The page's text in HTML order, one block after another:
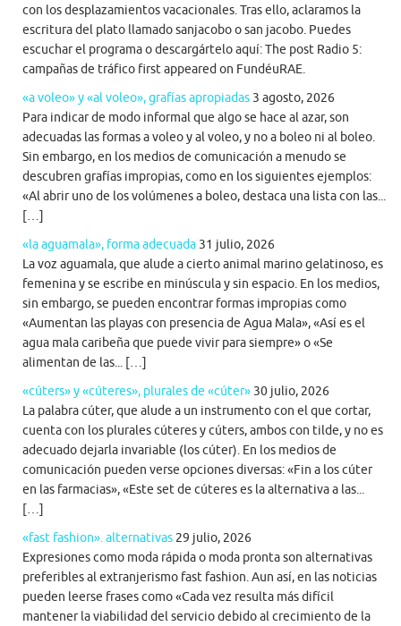
con los desplazamientos vacacionales. Tras ello, aclaramos la
escritura del plato llamado sanjacobo o san jacobo. Puedes
escuchar el programa o descargártelo aquí: The post Radio 5:
campañas de tráfico first appeared on FundéuRAE.
«a voleo» y «al voleo», grafías apropiadas 3 agosto, 2026
Para indicar de modo informal que algo se hace al azar, son
adecuadas las formas a voleo y al voleo, y no a boleo ni al boleo.
Sin embargo, en los medios de comunicación a menudo se
descubren grafías impropias, como en los siguientes ejemplos:
«Al abrir uno de los volúmenes a boleo, destaca una lista con las...
[…]
«la aguamala», forma adecuada 31 julio, 2026
La voz aguamala, que alude a cierto animal marino gelatinoso, es
femenina y se escribe en minúscula y sin espacio. En los medios,
sin embargo, se pueden encontrar formas impropias como
«Aumentan las playas con presencia de Agua Mala», «Así es el
agua mala caribeña que puede vivir para siempre» o «Se
alimentan de las... […]
«cúters» y «cúteres», plurales de «cúter» 30 julio, 2026
La palabra cúter, que alude a un instrumento con el que cortar,
cuenta con los plurales cúteres y cúters, ambos con tilde, y no es
adecuado dejarla invariable (los cúter). En los medios de
comunicación pueden verse opciones diversas: «Fin a los cúter
en las farmacias», «Este set de cúteres es la alternativa a las...
[…]
«fast fashion». alternativas 29 julio, 2026
Expresiones como moda rápida o moda pronta son alternativas
preferibles al extranjerismo fast fashion. Aun así, en las noticias
pueden leerse frases como «Cada vez resulta más difícil
mantener la viabilidad del servicio debido al crecimiento de la